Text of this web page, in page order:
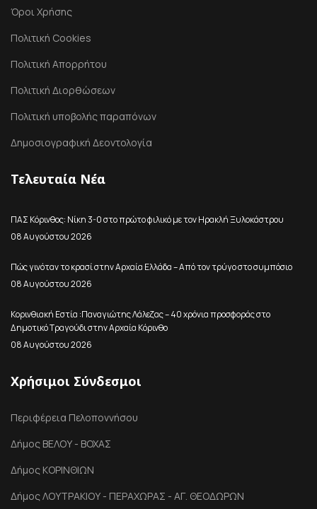
Όροι Χρήσης
Πολιτική Cookies
Πολιτική Απορρήτου
Πολιτική Διορθώσεων
Πολιτική υποβολής παραπόνων
Δημοσιογραφική Δεοντολογία
Τελευταία Νέα
ΠΑΣ Κόρινθος: Νίκη 3-0 στο πρώτο φιλικό με τον Ηρακλή Ξυλοκάστρου
08 Αυγούστου 2026
Πώς γινόταν το κρασί στην Αρχαία Ελλάδα – Από τον τρύγο στο συμπόσιο
08 Αυγούστου 2026
Κορινθιακή Εστία :Παναγιώτης Λάλεζας – 40 χρόνια προσφοράς στο
Δημοτικό Τραγούδι στην Αρχαία Κόρινθο
08 Αυγούστου 2026
Χρήσιμοι Σύνδεσμοι
Περιφέρεια Πελοποννήσου
Δήμος ΒΕΛΟΥ - ΒΟΧΑΣ
Δήμος ΚΟΡΙΝΘΙΩΝ
Δήμος ΛΟΥΤΡΑΚΙΟΥ - ΠΕΡΑΧΩΡΑΣ - ΑΓ. ΘΕΟΔΩΡΩΝ